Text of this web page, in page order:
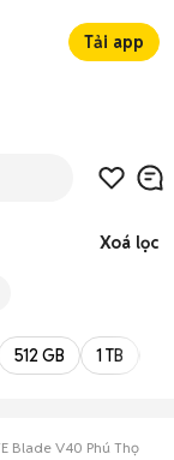
Tải app
Xoá lọc
512 GB 1 TB
Blade V40 Phú Thọ